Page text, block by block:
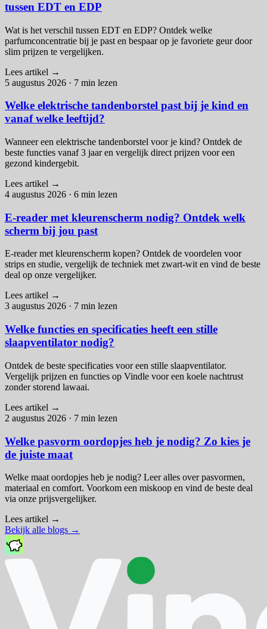
tussen EDT en EDP
Wat is het verschil tussen EDT en EDP? Ontdek welke
parfumconcentratie bij je past en bespaar op je favoriete geur door
slim prijzen te vergelijken.
Lees artikel →
5 augustus 2026 · 7 min lezen
Welke elektrische tandenborstel past bij je kind en
vanaf welke leeftijd?
Wanneer een elektrische tandenborstel voor je kind? Ontdek de
beste functies vanaf 3 jaar en vergelijk direct prijzen voor een
gezond kindergebit.
Lees artikel →
4 augustus 2026 · 6 min lezen
E-reader met kleurenscherm nodig? Ontdek welk
scherm bij jou past
E-reader met kleurenscherm kopen? Ontdek de voordelen voor
strips en studie, vergelijk de techniek met zwart-wit en vind de beste
deal op onze vergelijker.
Lees artikel →
3 augustus 2026 · 7 min lezen
Welke functies en specificaties heeft een stille
slaapventilator nodig?
Ontdek de beste specificaties voor een stille slaapventilator.
Vergelijk prijzen en functies op Vindle voor een koele nachtrust
zonder storend lawaai.
Lees artikel →
2 augustus 2026 · 7 min lezen
Welke pasvorm oordopjes heb je nodig? Zo kies je
de juiste maat
Welke maat oordopjes heb je nodig? Leer alles over pasvormen,
materiaal en comfort. Voorkom een miskoop en vind de beste deal
via onze prijsvergelijker.
Lees artikel →
Bekijk alle blogs →